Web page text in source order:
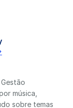
música,
sobre temas